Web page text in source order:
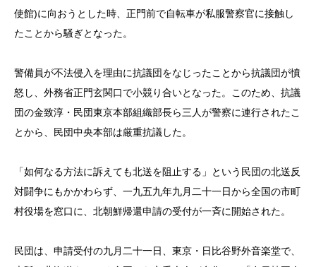
使館)に向おうとした時、正門前で自転車が私服警察官に接触し
たことから騒ぎとなった。
警備員が不法侵入を理由に抗議団をなじったことから抗議団が憤
怒し、外務省正門玄関口で小競り合いとなった。このため、抗議
団の金致淳・民団東京本部組織部長ら三人が警察に連行されたこ
とから、民団中央本部は厳重抗議した。
「如何なる方法に訴えても北送を阻止する」という民団の北送反
対闘争にもかかわらず、一九五九年九月二十一日から全国の市町
村役場を窓口に、北朝鮮帰還申請の受付が一斉に開始された。
民団は、申請受付の九月二十一日、東京・日比谷野外音楽堂で、